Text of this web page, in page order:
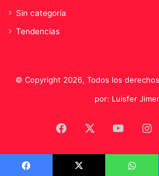
Sin categoría
Tendencias
© Copyright 2026, Todos los
por: Luisfer
Facebook